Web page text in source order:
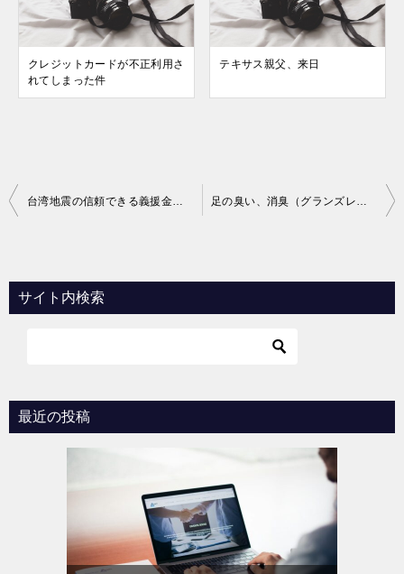
クレジットカードが不正利用さ
れてしまった件
テキサス親父、来日
投
ビ
ゲ
ョ
ン
台湾地震の信頼できる義援金送付先 足の臭い、消臭（グランズレメディ）
サイト内検索
最近の投稿